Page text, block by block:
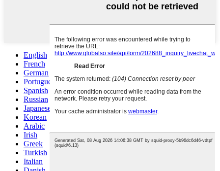
English
French
German
Portuguese
Spanish
Russian
Japanese
Korean
Arabic
Irish
Greek
Turkish
Italian